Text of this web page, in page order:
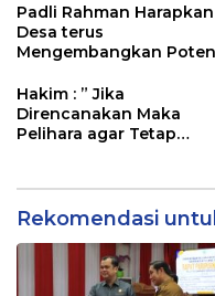
Padli Rahman Harapkan
Desa terus
Mengembangkan
Hakim : ” Jika
Direncanakan Maka
Pelihara agar Tetap
Rekomendasi